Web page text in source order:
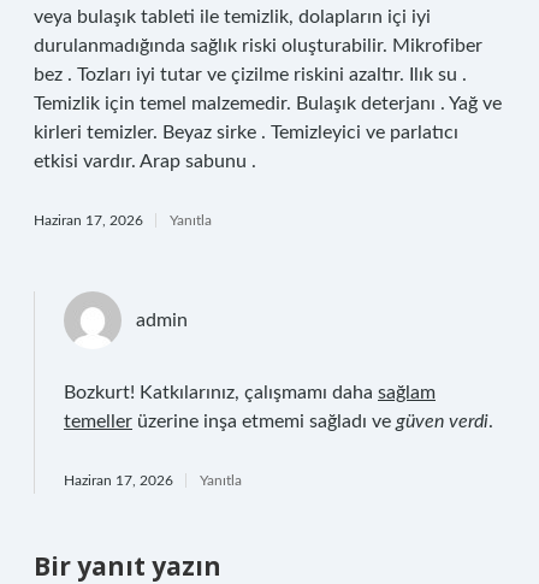
veya bulaşık tableti ile temizlik, dolapların içi iyi
durulanmadığında sağlık riski oluşturabilir. Mikrofiber
bez . Tozları iyi tutar ve çizilme riskini azaltır. Ilık su .
Temizlik için temel malzemedir. Bulaşık deterjanı . Yağ ve
kirleri temizler. Beyaz sirke . Temizleyici ve parlatıcı
etkisi vardır. Arap sabunu .
Haziran 17, 2026 Yanıtla
admin
Bozkurt! Katkılarınız, çalışmamı daha sağlam
temeller üzerine inşa etmemi sağladı ve güven verdi.
Haziran 17, 2026 Yanıtla
Bir yanıt yazın